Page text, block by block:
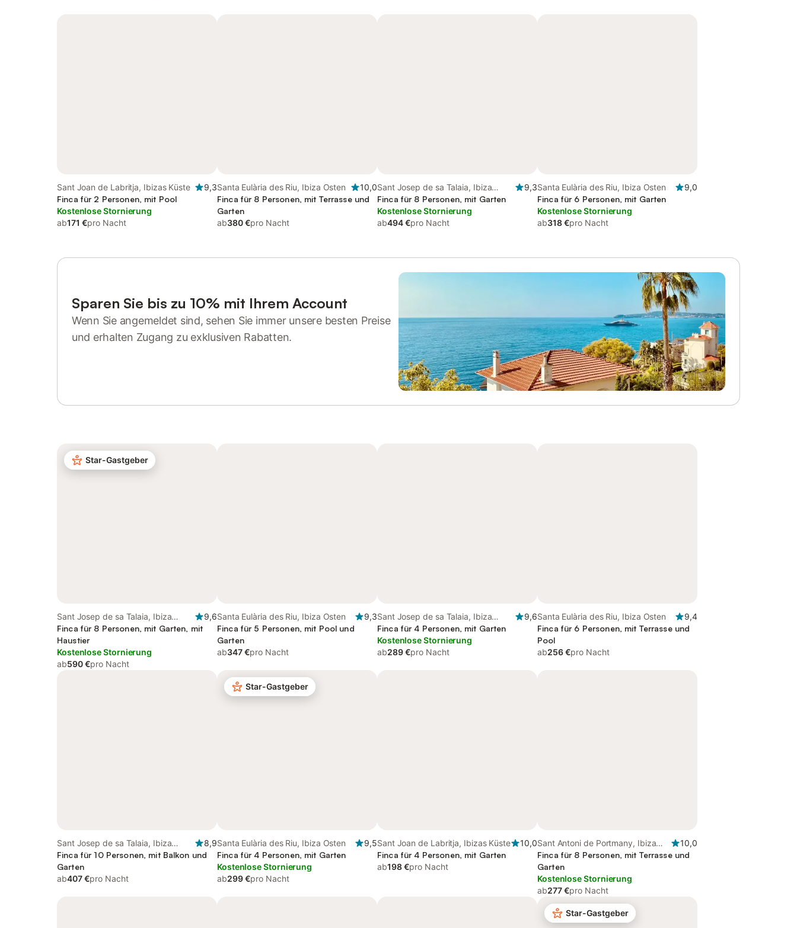
Sant Joan de Labritja, Ibizas Küste
9,3
Finca für 2 Personen, mit Pool
Kostenlose Stornierung
ab171 €pro Nacht
Santa Eulària des Riu, Ibiza Osten
10,0
Finca für 8 Personen, mit Terrasse und
Garten
ab380 €pro Nacht
Sant Josep de sa Talaia, Ibiza
Süden
9,3
Finca für 8 Personen, mit Garten
Kostenlose Stornierung
ab494 €pro Nacht
Santa Eulària des Riu, Ibiza Osten
9,0
Finca für 6 Personen, mit Garten
Kostenlose Stornierung
ab318 €pro Nacht
Sparen Sie bis zu 10% mit Ihrem Account
Wenn Sie angemeldet sind, sehen Sie immer unsere besten Preise
und erhalten Zugang zu exklusiven Rabatten.
Star-Gastgeber
Sant Josep de sa Talaia, Ibiza
Süden
9,6
Finca für 8 Personen, mit Garten, mit
Haustier
Kostenlose Stornierung
ab590 €pro Nacht
Santa Eulària des Riu, Ibiza Osten
9,3
Finca für 5 Personen, mit Pool und
Garten
ab347 €pro Nacht
Sant Josep de sa Talaia, Ibiza
Süden
9,6
Finca für 4 Personen, mit Garten
Kostenlose Stornierung
ab289 €pro Nacht
Santa Eulària des Riu, Ibiza Osten
9,4
Finca für 6 Personen, mit Terrasse und
Pool
ab256 €pro Nacht
Sant Josep de sa Talaia, Ibiza
Süden
8,9
Finca für 10 Personen, mit Balkon und
Garten
ab407 €pro Nacht
Star-Gastgeber
Santa Eulària des Riu, Ibiza Osten
9,5
Finca für 4 Personen, mit Garten
Kostenlose Stornierung
ab299 €pro Nacht
Sant Joan de Labritja, Ibizas Küste
10,0
Finca für 4 Personen, mit Garten
ab198 €pro Nacht
Sant Antoni de Portmany, Ibiza
Westen
10,0
Finca für 8 Personen, mit Terrasse und
Garten
Kostenlose Stornierung
ab277 €pro Nacht
Star-Gastgeber